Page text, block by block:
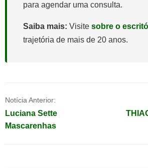
para agendar uma consulta.
Saiba mais: Visite sobre o
trajetória de mais de 20 anos.
Navegação
de
Notícia Anterior:
Luciana Sette
Mascarenhas